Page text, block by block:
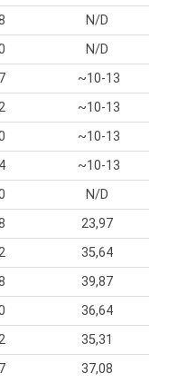
N/D
N/D
~10-13
~10-13
~10-13
~10-13
N/D
23,97
35,64
39,87
36,64
35,31
37,08